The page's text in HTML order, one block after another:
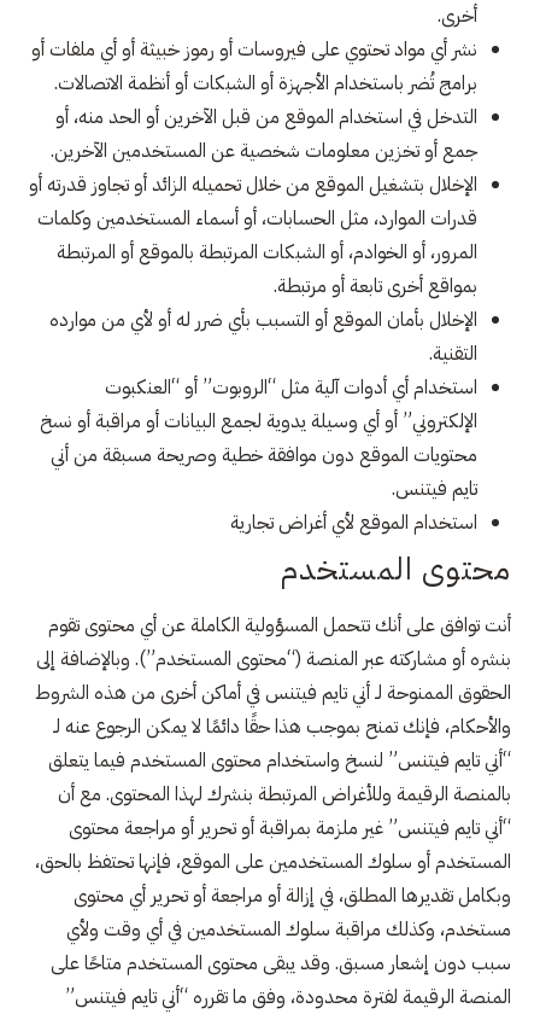
أخرى.
نشر أي مواد تحتوي على فيروسات أو رموز خبيثة أو أي ملفات أو
برامج تُضر باستخدام الأجهزة أو الشبكات أو أنظمة الاتصالات.
التدخل في استخدام الموقع من قبل الآخرين أو الحد منه، أو
جمع أو تخزين معلومات شخصية عن المستخدمين الآخرين.
الإخلال بتشغيل الموقع من خلال تحميله الزائد أو تجاوز قدرته أو
قدرات الموارد، مثل الحسابات، أو أسماء المستخدمين وكلمات
المرور، أو الخوادم، أو الشبكات المرتبطة بالموقع أو المرتبطة
بمواقع أخرى تابعة أو مرتبطة.
الإخلال بأمان الموقع أو التسبب بأي ضرر له أو لأي من موارده
التقنية.
استخدام أي أدوات آلية مثل “الروبوت” أو “العنكبوت
الإلكتروني” أو أي وسيلة يدوية لجمع البيانات أو مراقبة أو نسخ
محتويات الموقع دون موافقة خطية وصريحة مسبقة من أني
تايم فيتنس.
استخدام الموقع لأي أغراض تجارية
محتوى المستخدم
أنت توافق على أنك تتحمل المسؤولية الكاملة عن أي محتوى تقوم
بنشره أو مشاركته عبر المنصة (“محتوى المستخدم”). وبالإضافة إلى
الحقوق الممنوحة لـ أني تايم فيتنس في أماكن أخرى من هذه الشروط
والأحكام، فإنك تمنح بموجب هذا حقًا دائمًا لا يمكن الرجوع عنه لـ
“أني تايم فيتنس” لنسخ واستخدام محتوى المستخدم فيما يتعلق
بالمنصة الرقيمة وللأغراض المرتبطة بنشرك لهذا المحتوى. مع أن
“أني تايم فيتنس” غير ملزمة بمراقبة أو تحرير أو مراجعة محتوى
المستخدم أو سلوك المستخدمين على الموقع، فإنها تحتفظ بالحق،
وبكامل تقديرها المطلق، في إزالة أو مراجعة أو تحرير أي محتوى
مستخدم، وكذلك مراقبة سلوك المستخدمين في أي وقت ولأي
سبب دون إشعار مسبق. وقد يبقى محتوى المستخدم متاحًا على
المنصة الرقيمة لفترة محدودة، وفق ما تقرره “أني تايم فيتنس”